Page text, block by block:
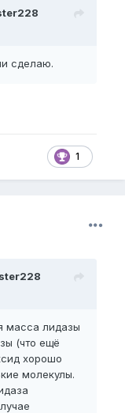
сделаю.
1
масса лидазы
(что ещё
хорошо
молекулы.